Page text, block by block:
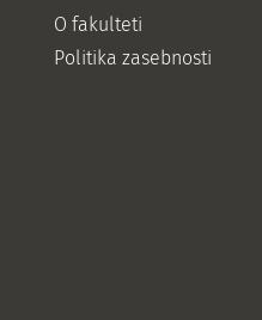
O fakulteti
Politika zasebnosti